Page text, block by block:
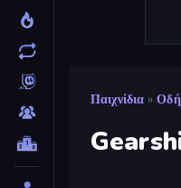
Παιχνίδια »